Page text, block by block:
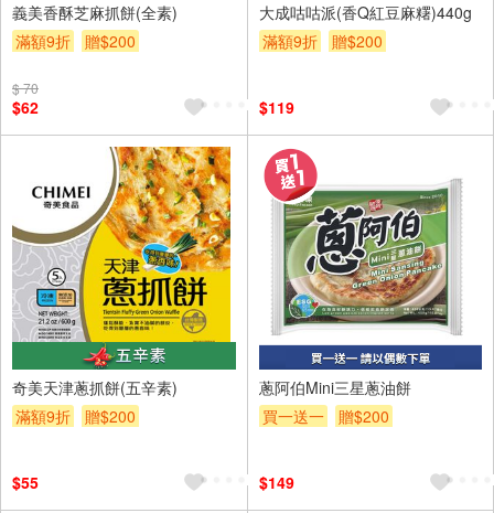
義美香酥芝麻抓餅(全素)
滿額9折
贈$200
$ 70
$62
大成咕咕派(香Q紅豆麻糬)440g
滿額9折
贈$200
$119
奇美天津蔥抓餅(五辛素)
滿額9折
贈$200
$55
蔥阿伯Mini三星蔥油餅
買一送一
贈$200
$149